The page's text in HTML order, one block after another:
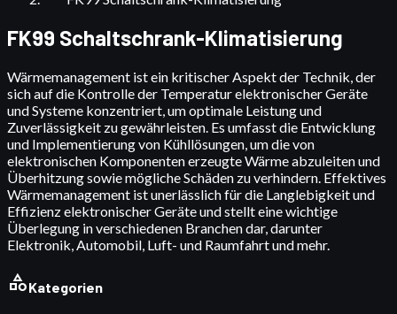
FK99 Schaltschrank-Klimatisierung
Wärmemanagement ist ein kritischer Aspekt der Technik, der
sich auf die Kontrolle der Temperatur elektronischer Geräte
und Systeme konzentriert, um optimale Leistung und
Zuverlässigkeit zu gewährleisten. Es umfasst die Entwicklung
und Implementierung von Kühllösungen, um die von
elektronischen Komponenten erzeugte Wärme abzuleiten und
Überhitzung sowie mögliche Schäden zu verhindern. Effektives
Wärmemanagement ist unerlässlich für die Langlebigkeit und
Effizienz elektronischer Geräte und stellt eine wichtige
Überlegung in verschiedenen Branchen dar, darunter
Elektronik, Automobil, Luft- und Raumfahrt und mehr.
categoryKategorien